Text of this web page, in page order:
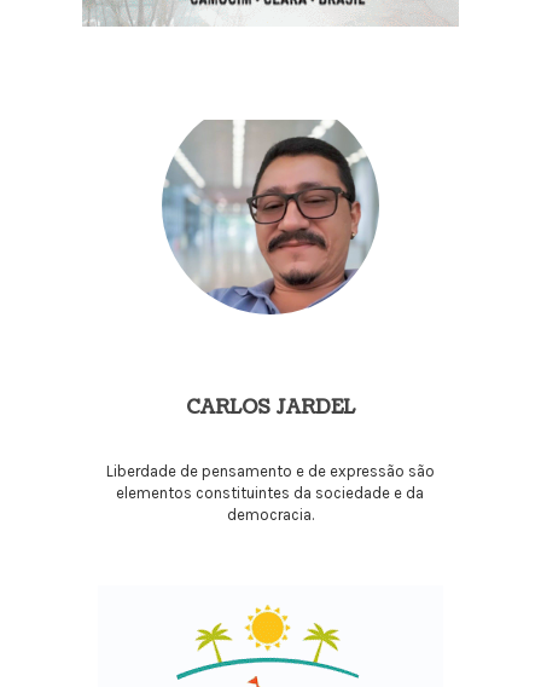
CARLOS JARDEL
Liberdade de pensamento e de expressão são
elementos constituintes da sociedade e da
democracia.